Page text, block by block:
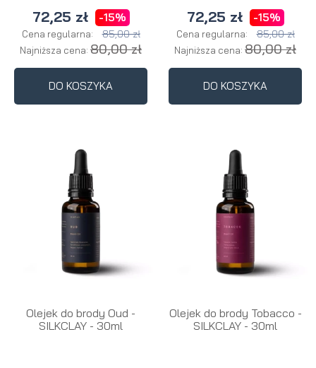
72,25 zł -15%
Cena regularna: 85,00 zł
Najniższa cena: 80,00 zł
DO KOSZYKA
72,25 zł -15%
Cena regularna: 85,00 zł
Najniższa cena: 80,00 zł
DO KOSZYKA
Olejek do brody Oud -
SILKCLAY - 30ml
Olejek do brody Tobacco -
SILKCLAY - 30ml